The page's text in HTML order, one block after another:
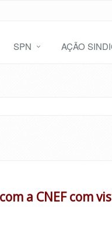
SPN AÇÃO
a CNEF com